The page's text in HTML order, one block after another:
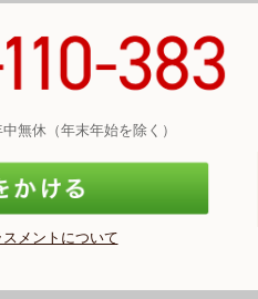
無休（年末年始を除く）
メントについて